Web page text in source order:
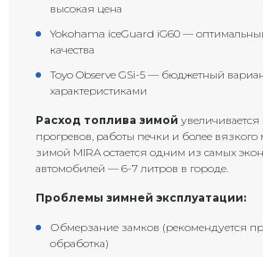
высокая цена
Yokohama iceGuard iG60 —
качества
Toyo Observe GSi-5 — бюджетный
характеристиками
Расход топлива зимой увеличивается
прогревов, работы печки и более вязкого
зимой MIRA остается одним из самых
автомобилей — 6-7 литров в городе.
Проблемы зимней эксплуатации:
Обмерзание замков (рекомендуется
обработка)